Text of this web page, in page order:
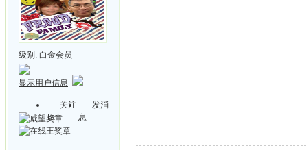
级别: 白金会员
显示用户信息
关注
Ta
发消
息